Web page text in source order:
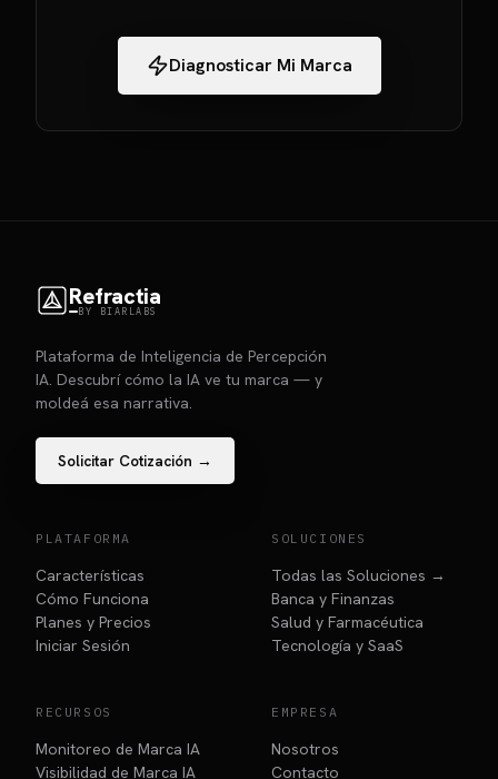
Diagnosticar Mi Marca
Refractia
BY BIARLABS
Plataforma de Inteligencia de Percepción
IA. Descubrí cómo la IA ve tu marca — y
moldeá esa narrativa.
Solicitar Cotización →
PLATAFORMA
Características
Cómo Funciona
Planes y Precios
Iniciar Sesión
SOLUCIONES
Todas las Soluciones →
Banca y Finanzas
Salud y Farmacéutica
Tecnología y SaaS
RECURSOS
Monitoreo de Marca IA
Visibilidad de Marca IA
EMPRESA
Nosotros
Contacto